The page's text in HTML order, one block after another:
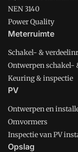
NEN 3140
Power Quality
Meterruimte
Schakel- &
Ontwerpen schakel-
Keuring & inspectie
PV
Ontwerpen en
Omvormers
Inspectie van PV
Opslag